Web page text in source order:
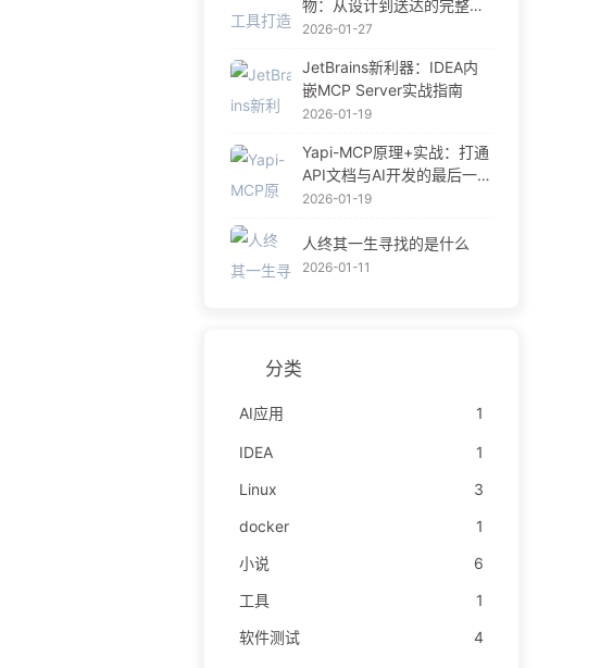
物：从设计到送达的完整指
南
2026-01-27
JetBrains新利器：IDEA内
嵌MCP Server实战指南
2026-01-19
Yapi-MCP原理+实战：打通
API文档与AI开发的最后一公
里
2026-01-19
人终其一生寻找的是什么
2026-01-11
分类
AI应用 1
IDEA
1
Linux
3
docker
1
小说
6
工具
1
软件测试
4